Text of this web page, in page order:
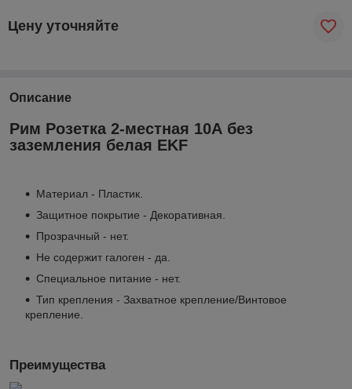
Цену уточняйте
Описание
Рим Розетка 2-местная 10А без
заземления белая EKF
Материал - Пластик.
Защитное покрытие - Декоративная.
Прозрачный - нет.
Не содержит галоген - да.
Специальное питание - нет.
Тип крепления - Захватное крепление/Винтовое
крепление.
Преимущества